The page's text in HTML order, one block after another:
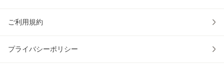
ご利用規約
プライバシーポリシー